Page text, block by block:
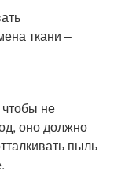
ткани –
не
оно должно
пыль